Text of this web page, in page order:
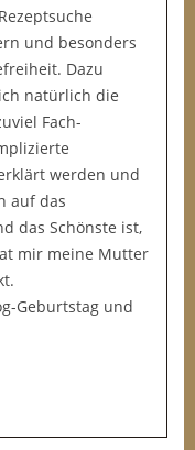
und besonders
Dazu
natürlich die
Fach-
werden und
auf das
das Schönste ist,
mir meine Mutter
Geburtstag und